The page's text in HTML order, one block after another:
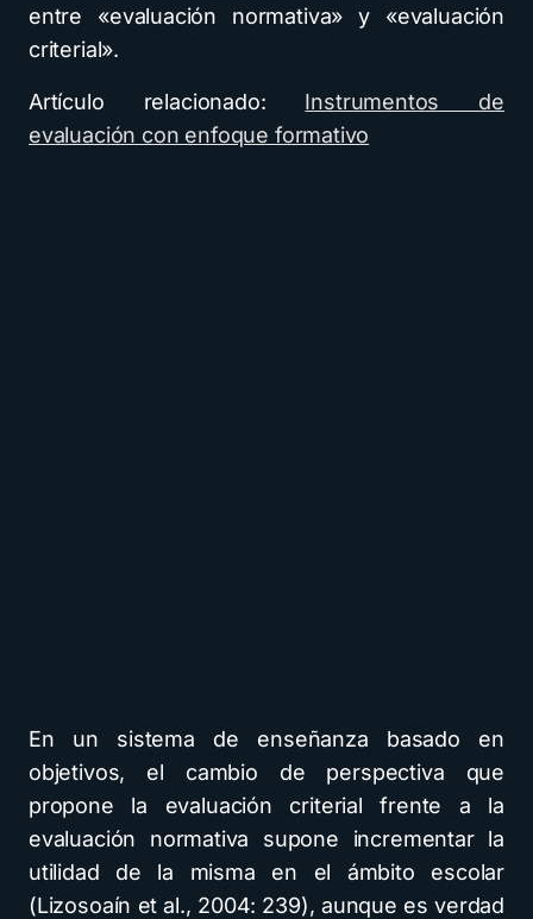
entre «evaluación normativa» y «evaluación
criterial».
Artículo relacionado: Instrumentos de
evaluación con enfoque formativo
En un sistema de enseñanza basado en
objetivos, el cambio de perspectiva que
propone la evaluación criterial frente a la
evaluación normativa supone incrementar la
utilidad de la misma en el ámbito escolar
(Lizosoaín et al., 2004: 239), aunque es verdad